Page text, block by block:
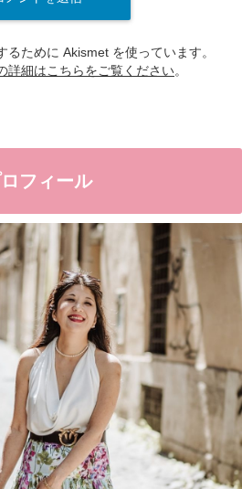
るために Akismet を使っています。
詳細はこちらをご覧ください。
フィール